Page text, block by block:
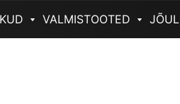
VALMISTOOTED